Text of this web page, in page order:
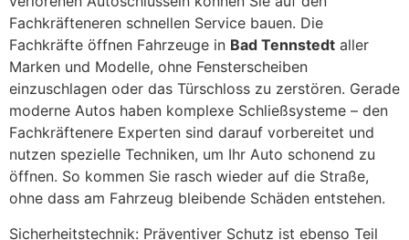
Fachkräfteneren schnellen Service bauen. Die
Fachkräfte öffnen Fahrzeuge in Bad Tennstedt aller
Marken und Modelle, ohne Fensterscheiben
einzuschlagen oder das Türschloss zu zerstören. Gerade
moderne Autos haben komplexe Schließsysteme – den
Fachkräftenere Experten sind darauf vorbereitet und
nutzen spezielle Techniken, um Ihr Auto schonend zu
öffnen. So kommen Sie rasch wieder auf die Straße,
ohne dass am Fahrzeug bleibende Schäden entstehen.
Sicherheitstechnik: Präventiver Schutz ist ebenso Teil